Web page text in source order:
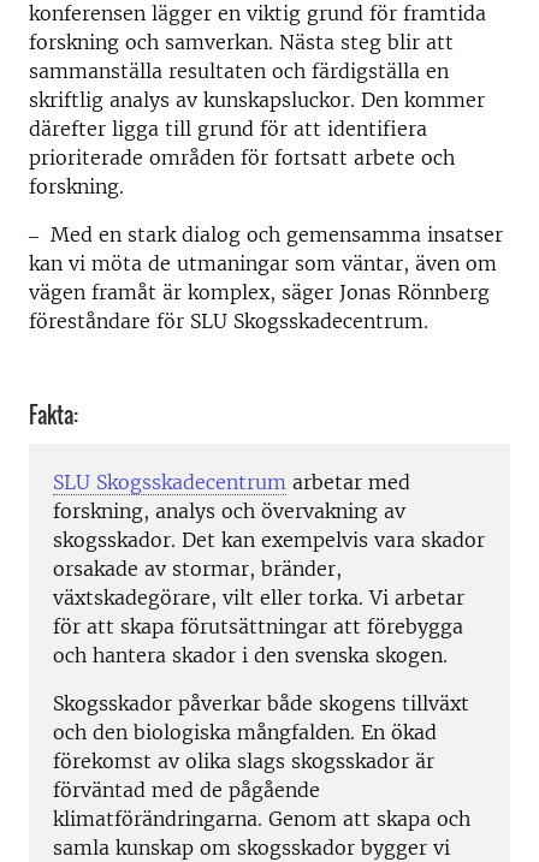
konferensen lägger en viktig grund för framtida
forskning och samverkan. Nästa steg blir att
sammanställa resultaten och färdigställa en
skriftlig analys av kunskapsluckor. Den kommer
därefter ligga till grund för att identifiera
prioriterade områden för fortsatt arbete och
forskning.
‒ Med en stark dialog och gemensamma insatser
kan vi möta de utmaningar som väntar, även om
vägen framåt är komplex, säger Jonas Rönnberg
föreståndare för SLU Skogsskadecentrum.
Fakta:
SLU Skogsskadecentrum arbetar med
forskning, analys och övervakning av
skogsskador. Det kan exempelvis vara skador
orsakade av stormar, bränder,
växtskadegörare, vilt eller torka. Vi arbetar
för att skapa förutsättningar att förebygga
och hantera skador i den svenska skogen.
Skogsskador påverkar både skogens tillväxt
och den biologiska mångfalden. En ökad
förekomst av olika slags skogsskador är
förväntad med de pågående
klimatförändringarna. Genom att skapa och
samla kunskap om skogsskador bygger vi